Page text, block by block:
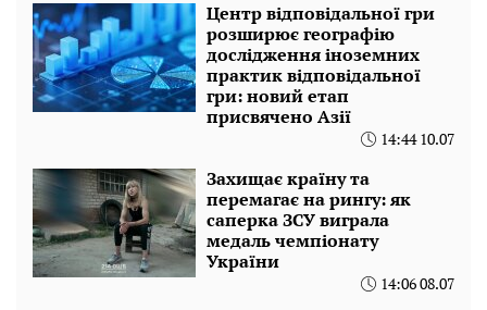
Центр відповідальної гри
розширює географію
дослідження іноземних
практик відповідальної
гри: новий етап
присвячено Азії
14:44 10.07
Захищає країну та
перемагає на рингу: як
саперка ЗСУ виграла
медаль чемпіонату
України
14:06 08.07